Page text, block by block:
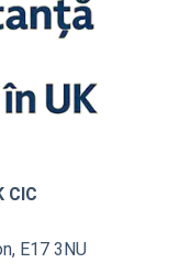
CIC
E17 3NU